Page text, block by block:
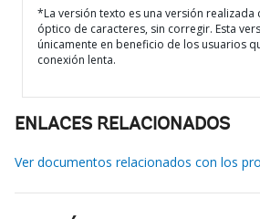
*La versión texto es una versión
óptico de caracteres, sin corregir. Esta
únicamente en beneficio de los usuarios
conexión lenta.
ENLACES RELACIONADOS
Ver documentos relacionados con los